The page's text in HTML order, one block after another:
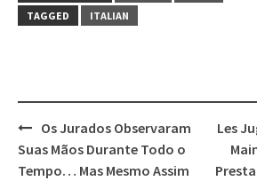
TAGGED
ITALIAN
Post
navigation
Os Jurados Observaram
Suas Mãos Durante Todo o
Tempo… Mas Mesmo Assim
Les